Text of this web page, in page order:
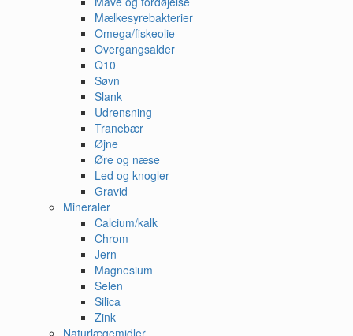
Mælkesyrebakterier
Omega/fiskeolie
Overgangsalder
Q10
Søvn
Slank
Udrensning
Tranebær
Øjne
Øre og næse
Led og knogler
Gravid
Mineraler
Calcium/kalk
Chrom
Jern
Magnesium
Selen
Silica
Zink
Naturlægemidler